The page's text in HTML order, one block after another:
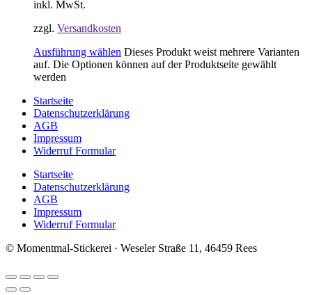
inkl. MwSt.
zzgl. Versandkosten
Ausführung wählen Dieses Produkt weist mehrere Varianten
auf. Die Optionen können auf der Produktseite gewählt
werden
Startseite
Datenschutzerklärung
AGB
Impressum
Widerruf Formular
Startseite
Datenschutzerklärung
AGB
Impressum
Widerruf Formular
© Momentmal-Stickerei · Weseler Straße 11, 46459 Rees